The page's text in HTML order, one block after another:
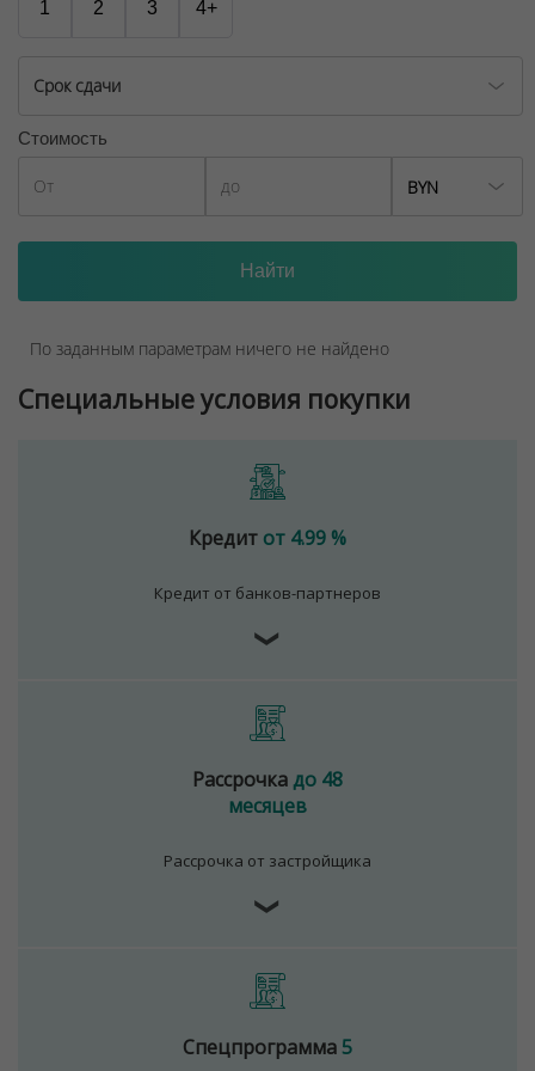
1 2 3 4+
Срок сдачи
Стоимость
BYN
По заданным параметрам ничего не найдено
Специальные условия покупки
Кредит от 4.99 %
Кредит от банков-партнеров
❯
Рассрочкадо 48
месяцев
Рассрочка от застройщика
❯
Спецпрограмма5